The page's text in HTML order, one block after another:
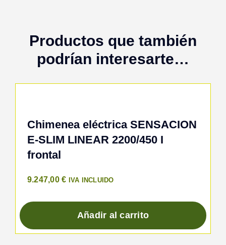
Productos que también
podrían interesarte…
Chimenea eléctrica SENSACION
E-SLIM LINEAR 2200/450 I
frontal
9.247,00€ IVA INCLUIDO
Añadir al carrito